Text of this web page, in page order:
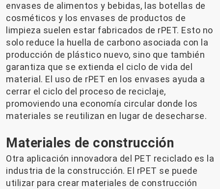
envases de alimentos y bebidas, las botellas de
cosméticos y los envases de productos de
limpieza suelen estar fabricados de rPET. Esto no
solo reduce la huella de carbono asociada con la
producción de plástico nuevo, sino que también
garantiza que se extienda el ciclo de vida del
material. El uso de rPET en los envases ayuda a
cerrar el ciclo del proceso de reciclaje,
promoviendo una economía circular donde los
materiales se reutilizan en lugar de desecharse.
Materiales de construcción
Otra aplicación innovadora del PET reciclado es la
industria de la construcción. El rPET se puede
utilizar para crear materiales de construcción